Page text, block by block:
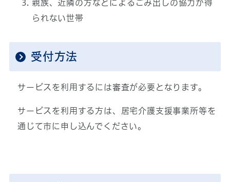
親族、近隣の方などによるごみ出しの協力が得
られない世帯
受付方法
サービスを利用するには審査が必要となります。
サービスを利用する方は、居宅介護支援事業所等を
通じて市に申し込んでください。